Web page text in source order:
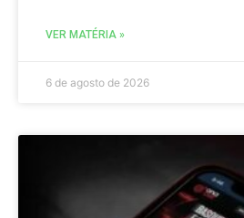
VER MATÉRIA »
6 de agosto de 2026